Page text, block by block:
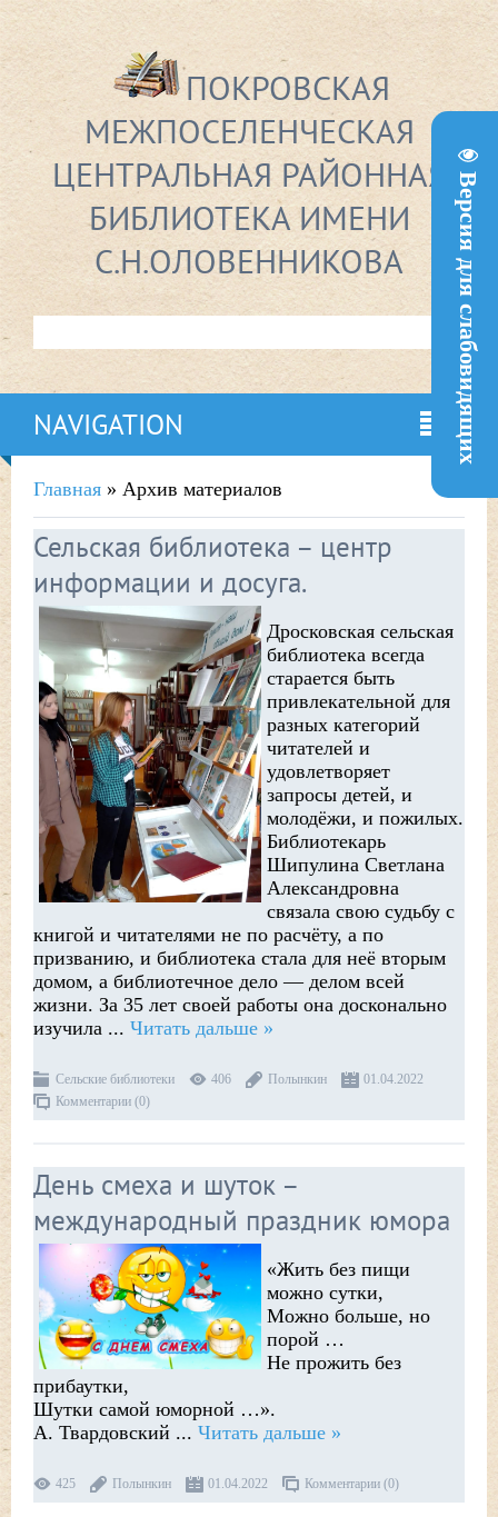
Версия для слабовидящих
ПОКРОВСКАЯ
МЕЖПОСЕЛЕНЧЕСКАЯ
ЦЕНТРАЛЬНАЯ РАЙОННАЯ
БИБЛИОТЕКА ИМЕНИ
С.Н.ОЛОВЕННИКОВА
NAVIGATION
Главная » Архив материалов
Сельская библиотека – центр
информации и досуга.
Дросковская сельская
библиотека всегда
старается быть
привлекательной для
разных категорий
читателей и
удовлетворяет
запросы детей, и
молодёжи, и пожилых.
Библиотекарь
Шипулина Светлана
Александровна
связала свою судьбу с
книгой и читателями не по расчёту, а по
призванию, и библиотека стала для неё вторым
домом, а библиотечное дело — делом всей
жизни. За 35 лет своей работы она досконально
изучила ... Читать дальше »
Сельские библиотеки 406 Полынкин
01.04.2022
Комментарии (0)
День смеха и шуток –
международный праздник юмора
«Жить без пищи
можно сутки,
Можно больше, но
порой …
Не прожить без
прибаутки,
Шутки самой юморной …».
А. Твардовский ... Читать дальше »
425 Полынкин 01.04.2022 Комментарии (0)